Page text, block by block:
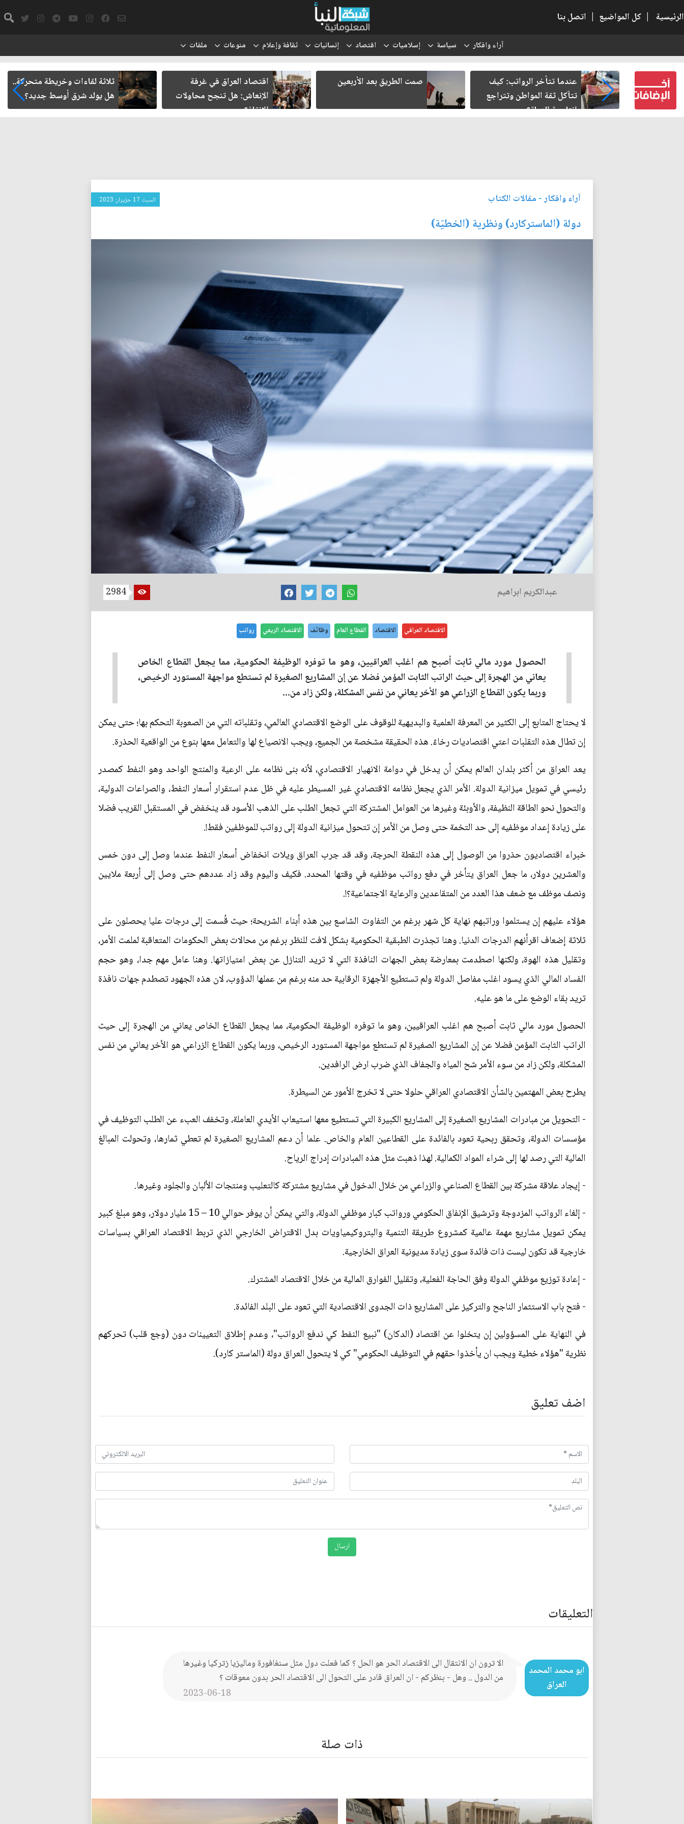
الرئيسية | كل المواضيع | اتصل بنا
آراء وافكار سياسة إسلاميات اقتصاد إنسانيات ثقافة وإعلام منوعات ملفات
حين
عندما تتأخر الرواتب: كيف
تتآكل ثقة المواطن وتتراجع
إنتاجية الدولة؟
صمت الطريق بعد الأربعين
اقتصاد العراق في غرفة
الإنعاش: هل تنجح محاولات
الإنقاذ؟
ثلاثة لقاءات وخريطة متحركة..
هل يولد شرق أوسط جديد؟
آراء وافكار- مقالات الكتاب السبت 17 حزيران 2023
دولة (الماستركارد) ونظرية (الخطيّة)
عبدالكريم ابراهيم 2984
الاقتصاد العراقي الاقتصاد القطاع العام وظائف الاقتصاد الريعي رواتب
الحصول مورد مالي ثابت أصبح هم اغلب العراقيين، وهو ما توفره الوظيفة الحكومية، مما يجعل القطاع الخاص
يعاني من الهجرة إلى حيث الراتب الثابت المؤمن فضلا عن إن المشاريع الصغيرة لم تستطع مواجهة المستورد الرخيص،
وربما يكون القطاع الزراعي هو الأخر يعاني من نفس المشكلة، ولكن زاد من...
لا يحتاج المتابع إلى الكثير من المعرفة العلمية والبديهية للوقوف على الوضع الاقتصادي العالمي، وتقلباته التي من الصعوبة التحكم بها؛ حتى يمكن
إن تطال هذه التقلبات اعتي اقتصاديات رخاءً. هذه الحقيقة مشخصة من الجميع، ويجب الانصياع لها والتعامل معها بنوع من الواقعية الحذرة.
يعد العراق من أكثر بلدان العالم يمكن أن يدخل في دوامة الانهيار الاقتصادي، لأنه بنى نظامه على الرعية والمنتج الواحد وهو النفط كمصدر
رئيسي في تمويل ميزانية الدولة. الأمر الذي يجعل نظامه الاقتصادي غير المسيطر عليه في ظل عدم استقرار أسعار النفط، والصراعات الدولية،
والتحول نحو الطاقة النظيفة، والأوبئة وغيرها من العوامل المشتركة التي تجعل الطلب على الذهب الأسود قد ينخفض في المستقبل القريب فضلا
على زيادة إعداد موظفيه إلى حد التخمة حتى وصل من الأمر إن تتحول ميزانية الدولة إلى رواتب للموظفين فقط!.
خبراء اقتصاديون حذروا من الوصول إلى هذه النقطة الحرجة، وقد قد جرب العراق ويلات انخفاض أسعار النفط عندما وصل إلى دون خمس
والعشرين دولار، ما جعل العراق يتأخر في دفع رواتب موظفيه في وقتها المحدد. فكيف واليوم وقد زاد عددهم حتى وصل إلى أربعة ملايين
ونصف موظف مع ضعف هذا العدد من المتقاعدين والرعاية الاجتماعية؟!.
هؤلاء عليهم إن يستلموا وراتبهم نهاية كل شهر برغم من التفاوت الشاسع بين هذه أبناء الشريحة؛ حيث قُسمت إلى درجات عليا يحصلون على
ثلاثة إضعاف اقرأنهم الدرجات الدنيا. وهنا تجذرت الطبقية الحكومية بشكل لافت للنظر برغم من محالات بعض الحكومات المتعاقبة لملمت الأمر،
وتقليل هذه الهوة، ولكنها اصطدمت بمعارضة بعض الجهات النافذة التي لا تريد التنازل عن بعض امتيازاتها. وهنا عامل مهم جدا، وهو حجم
الفساد المالي الذي يسود اغلب مفاصل الدولة ولم تستطيع الأجهزة الرقابية حد منه برغم من عملها الدؤوب، لان هذه الجهود تصطدم جهات نافذة
تريد بقاء الوضع على ما هو عليه.
الحصول مورد مالي ثابت أصبح هم اغلب العراقيين، وهو ما توفره الوظيفة الحكومية، مما يجعل القطاع الخاص يعاني من الهجرة إلى حيث
الراتب الثابت المؤمن فضلا عن إن المشاريع الصغيرة لم تستطع مواجهة المستورد الرخيص، وربما يكون القطاع الزراعي هو الأخر يعاني من نفس
المشكلة، ولكن زاد من سوء الأمر شح المياه والجفاف الذي ضرب ارض الرافدين.
يطرح بعض المهتمين بالشأن الاقتصادي العراقي حلولا حتى لا تخرج الأمور عن السيطرة.
- التحويل من مبادرات المشاريع الصغيرة إلى المشاريع الكبيرة التي تستطيع معها استيعاب الأيدي العاملة، وتخفف العبء عن الطلب التوظيف في
مؤسسات الدولة، وتحقق ربحية تعود بالفائدة على القطاعين العام والخاص. علما أن دعم المشاريع الصغيرة لم تعطي ثمارها، وتحولت المبالغ
المالية التي رصد لها إلى شراء المواد الكمالية. لهذا ذهبت مثل هذه المبادرات إدراج الرياح.
- إيجاد علاقة مشركة بين القطاع الصناعي والزراعي من خلال الدخول في مشاريع مشتركة كالتعليب ومنتجات الألبان والجلود وغيرها.
- إلغاء الرواتب المزدوجة وترشيق الإنفاق الحكومي ورواتب كبار موظفي الدولة، والتي يمكن أن يوفر حوالي 10 – 15 مليار دولار، وهو مبلغ كبير
يمكن تمويل مشاريع مهمة عالمية كمشروع طريقة التنمية والبتروكيمياويات بدل الاقتراض الخارجي الذي تربط الاقتصاد العراقي بسياسات
خارجية قد تكون ليست ذات فائدة سوى زيادة مديونية العراق الخارجية.
- إعادة توزيع موظفي الدولة وفق الحاجة الفعلية، وتقليل الفوارق المالية من خلال الاقتصاد المشترك.
- فتح باب الاستثمار الناجح والتركيز على المشاريع ذات الجدوى الاقتصادية التي تعود على البلد الفائدة.
في النهاية على المسؤولين إن يتخلوا عن اقتصاد (الدكان) "نبيع النفط كي ندفع الرواتب"، وعدم إطلاق التعيينات دون (وجع قلب) تحركهم
نظرية "هؤلاء خطية ويجب ان يأخذوا حقهم في التوظيف الحكومي" كي لا يتحول العراق دولة (الماستر كارد).
اضف تعليق
التعليقات
ابو محمد المحمد
العراق
الا ترون ان الانتقال الى الاقتصاد الحر هو الحل ؟ كما فعلت دول مثل سنغافورة وماليزيا زتركيا وغيرها
من الدول .. وهل - بنظركم - ان العراق قادر على التحول الى الاقتصاد الحر بدون معوقات ؟
2023-06-18
ذات صلة